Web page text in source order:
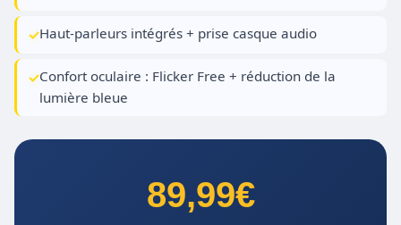
Haut-parleurs intégrés + prise casque audio
Confort oculaire : Flicker Free + réduction de la
lumière bleue
89,99€